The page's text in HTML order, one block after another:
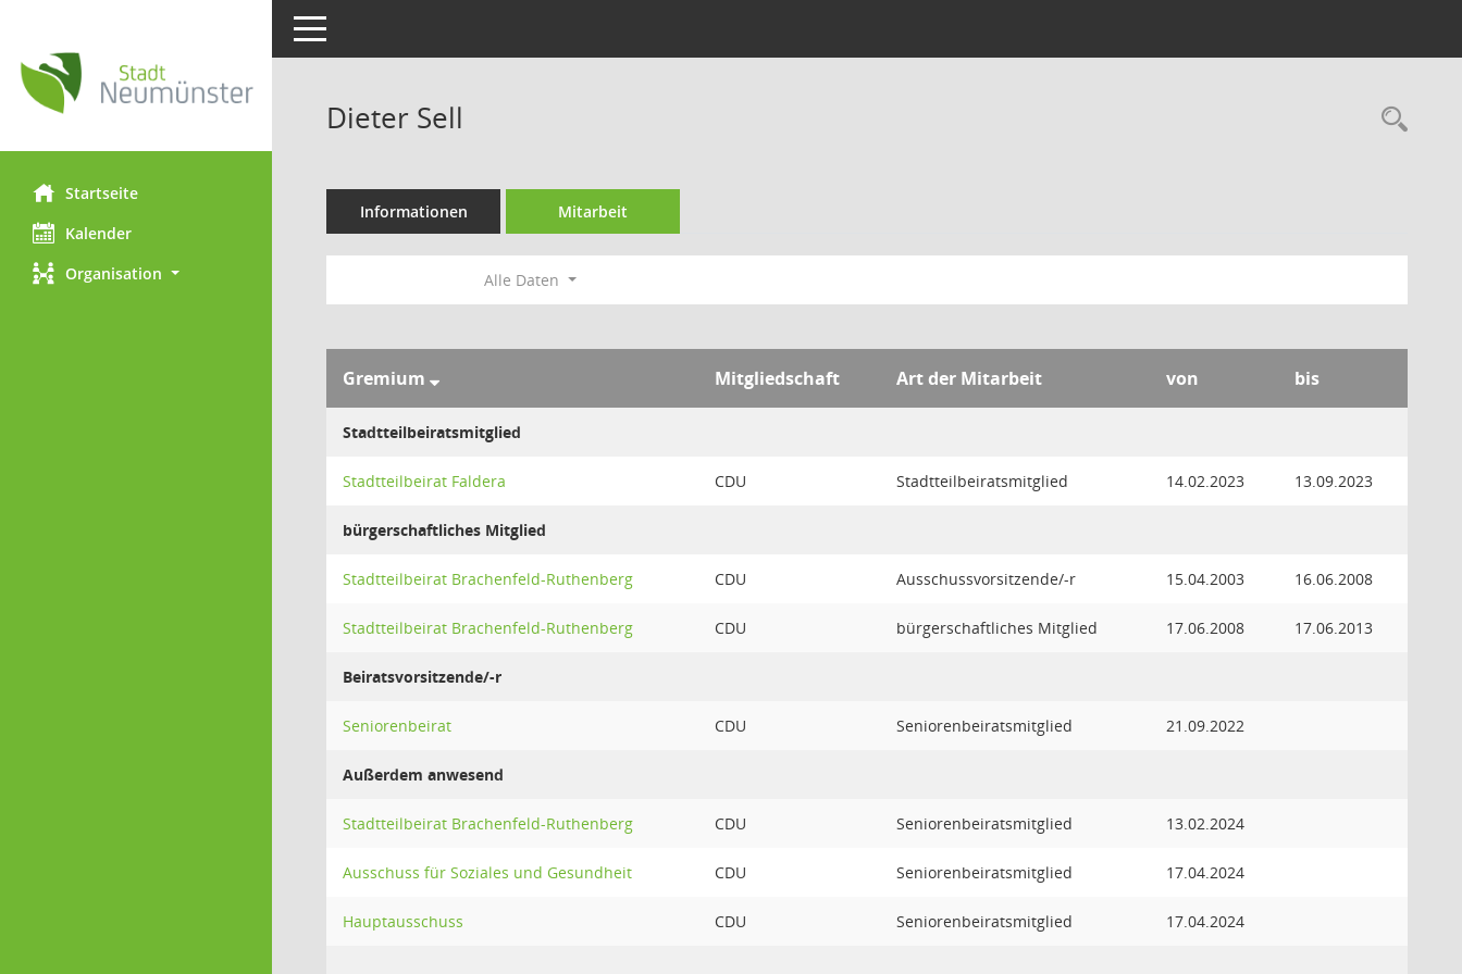
Startseite
Kalender
Organisation
Toggle navigation
Dieter Sell
Informationen Mitarbeit
Alle Daten
Gremium Mitgliedschaft Art der Mitarbeit von bis
Stadtteilbeiratsmitglied
Stadtteilbeirat Faldera CDU Stadtteilbeiratsmitglied 14.02.2023 13.09.2023
bürgerschaftliches Mitglied
Stadtteilbeirat Brachenfeld-Ruthenberg CDU Ausschussvorsitzende/-r 15.04.2003 16.06.2008
Stadtteilbeirat Brachenfeld-Ruthenberg CDU bürgerschaftliches Mitglied 17.06.2008 17.06.2013
Beiratsvorsitzende/-r
Seniorenbeirat CDU Seniorenbeiratsmitglied 21.09.2022
Außerdem anwesend
Stadtteilbeirat Brachenfeld-Ruthenberg CDU Seniorenbeiratsmitglied 13.02.2024
Ausschuss für Soziales und Gesundheit CDU Seniorenbeiratsmitglied 17.04.2024
Hauptausschuss CDU Seniorenbeiratsmitglied 17.04.2024